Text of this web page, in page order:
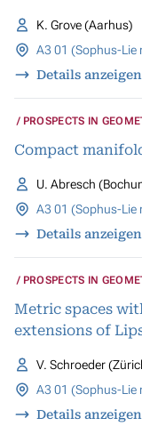
K. Grove (Aarhus)
A3 01 (Sophus-Lie
Details anzeigen
PROSPECTS IN
Compact
U. Abresch
A3 01 (Sophus-Lie
Details anzeigen
PROSPECTS IN
Metric spaces
extensions of
V. Schroeder
A3 01 (Sophus-Lie
Details anzeigen